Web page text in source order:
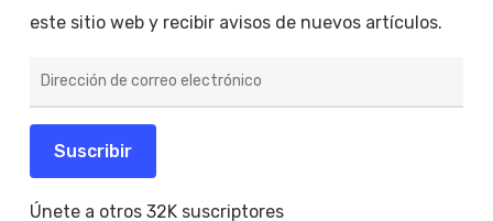
este sitio web y recibir avisos de nuevos artículos.
de
electrónico
Suscribir
Únete a otros 32K suscriptores